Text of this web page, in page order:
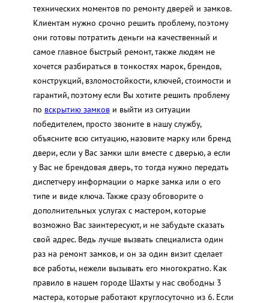
технических моментов по ремонту дверей и замков.
Клиентам нужно срочно решить проблему, поэтому
они готовы потратить деньги на качественный и
самое главное быстрый ремонт, также людям не
хочется разбираться в тонкостях марок, брендов,
конструкций, взломостойкости, ключей, стоимости и
гарантий, поэтому если Вы хотите решить проблему
по вскрытию замкови выйти из ситуации
победителем, просто звоните в нашу службу,
объясните всю ситуацию, назовите марку или бренд
двери, если у Вас замки шли вместе с дверью, а если
у Вас не брендовая дверь, то тогда нужно передать
диспетчеру информации о марке замка или о его
типе и виде ключа. Также сразу обговорите о
дополнительных услугах с мастером, которые
возможно Вас заинтересуют, и не забудьте сказать
свой адрес. Ведь лучше вызвать специалиста один
раз на ремонт замков, и он за один визит сделает
все работы, нежели вызывать его многократно. Как
правило в нашем городе Шахты у нас свободны 3
мастера, которые работают круглосуточно из 6. Если